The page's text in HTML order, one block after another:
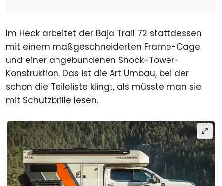
Im Heck arbeitet der Baja Trail 72 stattdessen
mit einem maßgeschneiderten Frame-Cage
und einer angebundenen Shock-Tower-
Konstruktion. Das ist die Art Umbau, bei der
schon die Teileliste klingt, als müsste man sie
mit Schutzbrille lesen.